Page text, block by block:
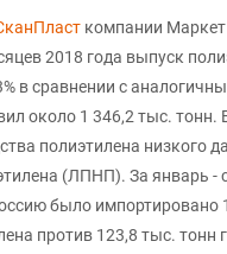
компании Маркет
2018 года выпуск
в сравнении с
около 1 346,2 тыс. тонн.
полиэтилена низкого
(ЛПНП). За январь -
было импортировано
против 123,8 тыс. тонн